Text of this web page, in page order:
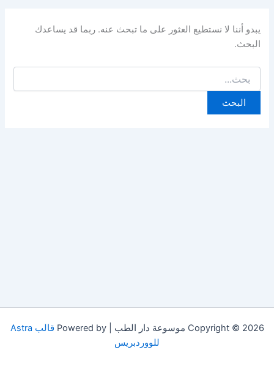
يبدو أننا لا نستطيع العثور على ما تبحث عنه. ربما قد يساعدك
البحث.
عن:
Copyright © 2026 موسوعة دار الطب | Powered by
قالب Astra
للووردبريس